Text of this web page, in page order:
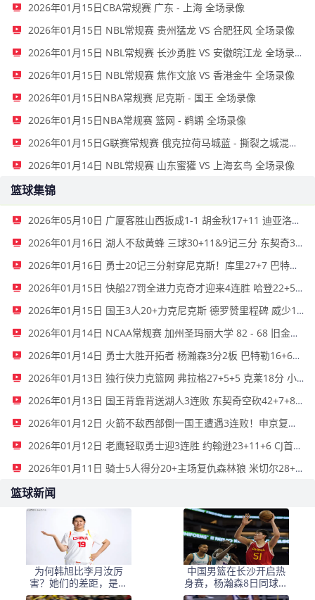
2026年01月15日CBA常规赛 广东 - 上海 全场录像
2026年01月15日 NBL常规赛 贵州猛龙 VS 合肥狂风 全场录像
2026年01月15日 NBL常规赛 长沙勇胜 VS 安徽皖江龙 全场录像
2026年01月15日 NBL常规赛 焦作文旅 VS 香港金牛 全场录像
2026年01月15日NBA常规赛 尼克斯 - 国王 全场录像
2026年01月15日NBA常规赛 篮网 - 鹈鹕 全场录像
2026年01月15日G联赛常规赛 俄克拉荷马城蓝 - 撕裂之城混音 全场录像
2026年01月14日 NBL常规赛 山东蜜獾 VS 上海玄鸟 全场录像
篮球集锦
2026年05月10日 广厦客胜山西扳成1-1 胡金秋17+11 迪亚洛关键上篮不中
2026年01月16日 湖人不敌黄蜂 三球30+11&9记三分 东契奇39分 詹姆斯29+9+6
2026年01月16日 勇士20记三分射穿尼克斯！库里27+7 巴特勒32+8 穆迪三分9中7
2026年01月15日 快船27罚全进力克奇才迎来4连胜 哈登22+5+8 伦纳德33分4断
2026年01月15日 国王3人20+力克尼克斯 德罗赞里程碑 威少11助 布伦森伤退
2026年01月14日 NCAA常规赛 加州圣玛丽大学 82 - 68 旧金山大学 全场集锦
2026年01月14日 勇士大胜开拓者 杨瀚森3分2板 巴特勒16+6+5 库里9中2送11助
2026年01月13日 独行侠力克篮网 弗拉格27+5+5 克莱18分 小波特28+9
2026年01月13日 国王背靠背送湖人3连败 东契奇空砍42+7+8+4断 威少22+5+7
2026年01月12日 火箭不敌西部倒一国王遭遇3连败！申京复出19+9 阿门31+13+6
2026年01月12日 老鹰轻取勇士迎3连胜 约翰逊23+11+6 CJ首秀12分 库里31+5
2026年01月11日 骑士5人得分20+主场复仇森林狼 米切尔28+8 爱德华兹25+5
篮球新闻
为何韩旭比李月汝厉
害？她们的差距，是张
子宇选秀顺位暴跌的原
中国男篮在长沙开启热
身赛，杨瀚森8日同球队
会合